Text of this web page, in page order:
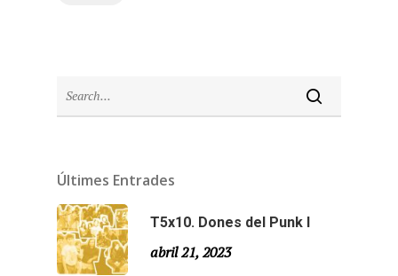
Últimes Entrades
T5x10. Dones del Punk I
abril 21, 2023